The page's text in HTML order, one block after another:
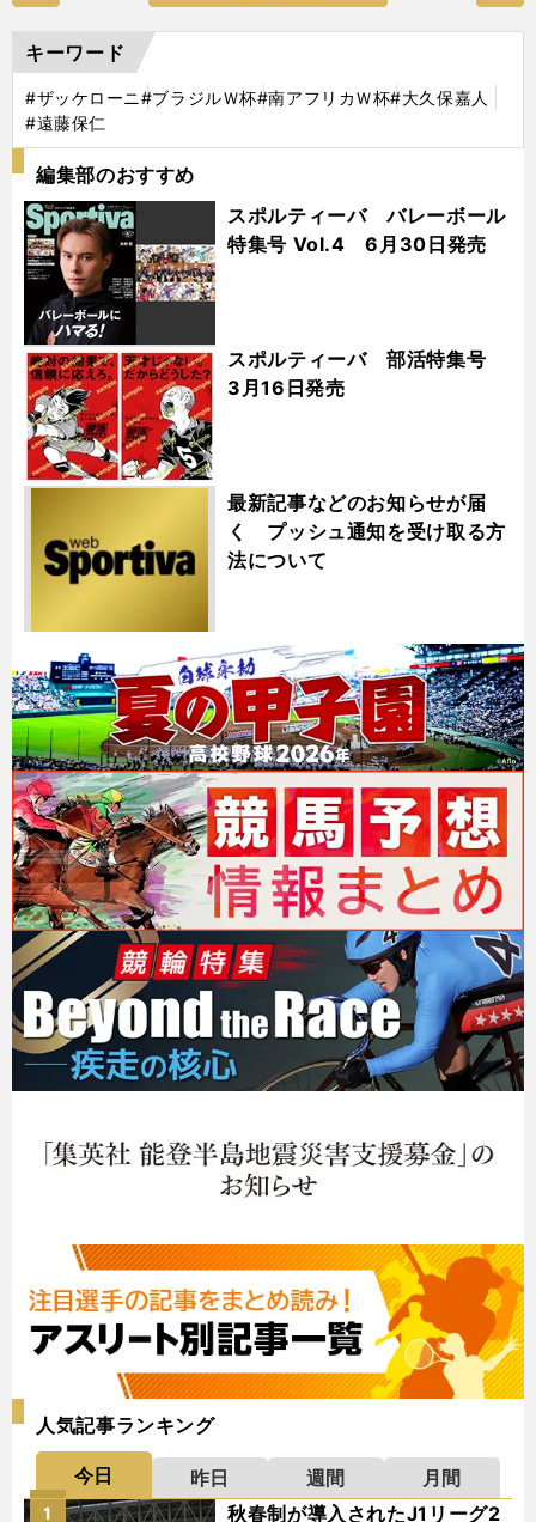
キーワード
#ザッケローニ#ブラジルＷ杯#南アフリカＷ杯#大久保嘉人
#遠藤保仁
編集部のおすすめ
スポルティーバ バレーボール
特集号 Vol.4 6月30日発売
スポルティーバ 部活特集号
3月16日発売
最新記事などのお知らせが届
く プッシュ通知を受け取る方
法について
人気記事ランキング
今日 昨日 週間
月間
秋春制が導入されたJ1リーグ2
1